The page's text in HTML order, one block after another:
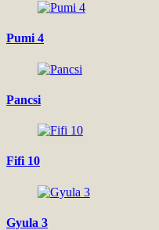
Pumi 4
Pancsi
Fifi 10
Gyula 3